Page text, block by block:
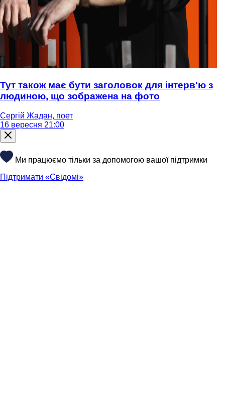
Тут також має бути заголовок для інтерв'ю з
людиною, що зображена на фото
Сергій Жадан, поет
16 вересня 21:00
Ми працюємо тільки за допомогою вашої підтримки
Підтримати «Свідомі»